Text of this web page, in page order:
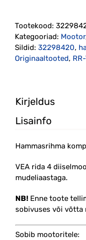
2014-
2021
(32298420)
Originaal
Tootekood:
Kategooriad: Mootor
Sildid: 32298420,
Originaaltooted,
Kirjeldus
Lisainfo
Hammasrihma
VEA rida 4
mudeliaastaga.
NB! Enne toote
sobivuses või võtta
Sobib mootoritele: